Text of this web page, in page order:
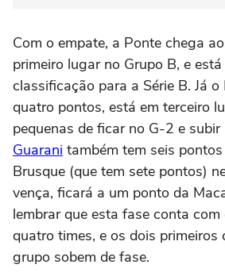
Com o empate, a Ponte chega
primeiro lugar no Grupo B, e
classificação para a Série B. Já
quatro pontos, está em terceiro
pequenas de ficar no G-2 e subir
Guarani também tem seis
Brusque (que tem sete pontos)
vença, ficará a um ponto da
lembrar que esta fase conta
quatro times, e os dois primeiros
grupo sobem de fase.